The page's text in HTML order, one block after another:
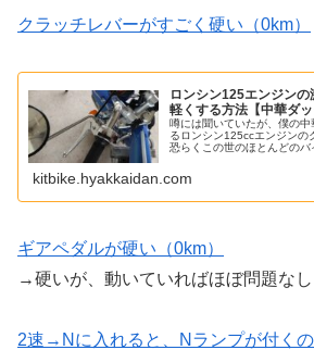
クラッチレバーがすごく硬い（0km）
ロンシン125エンジン
軽くする方法【中華ダッ
噂には聞いていたが、僕の
るロンシン125ccエンジンの
恐らくこの世のほとんどのバ
kitbike.hyakkaidan.com
ギアペダルが硬い（0km）
→硬いが、動いていればほぼ問題なし
2速→Nに入れると、Nランプが付く